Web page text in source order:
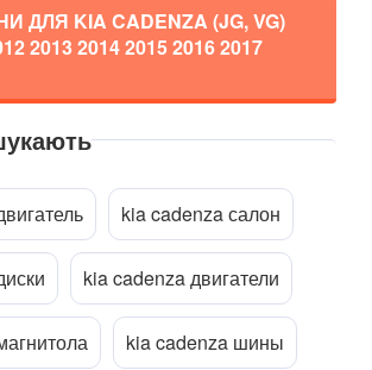
(TF)
(JF)
GD)
файл
ДЛЯ KIA CADENZA (JG, VG)
2013 2014 2015 2016 2017
kia cadenza салон
kia cadenza двигатели
kia cadenza шины